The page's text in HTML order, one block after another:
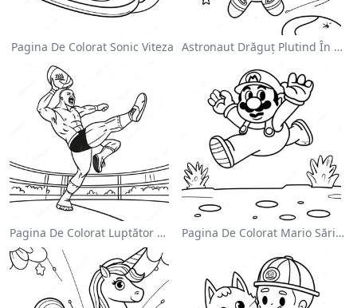
Pagina De Colorat Sonic Viteza Astronaut Drăguț Plutind În Spațiu - Pagina De Colorat
Pagina De Colorat Luptător Wwe Sărind Pe Inamic Pagina De Colorat Mario Sărind Peste Goombas